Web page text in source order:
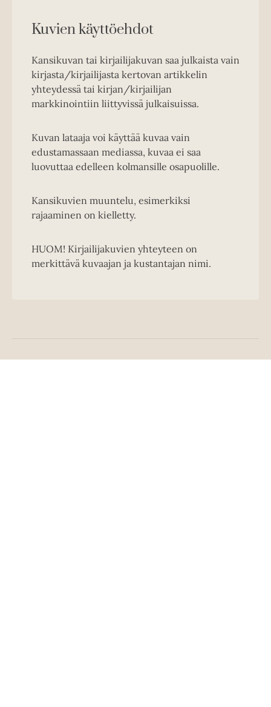
Kuvien käyttöehdot
Kansikuvan tai kirjailijakuvan saa julkaista vain
kirjasta/kirjailijasta kertovan artikkelin
yhteydessä tai kirjan/kirjailijan
markkinointiin liittyvissä julkaisuissa.
Kuvan lataaja voi käyttää kuvaa vain
edustamassaan mediassa, kuvaa ei saa
luovuttaa edelleen kolmansille osapuolille.
Kansikuvien muuntelu, esimerkiksi
rajaaminen on kielletty.
HUOM! Kirjailijakuvien yhteyteen on
merkittävä kuvaajan ja kustantajan nimi.